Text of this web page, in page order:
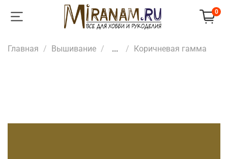
0
Главная Вышивание ... Коричневая гамма